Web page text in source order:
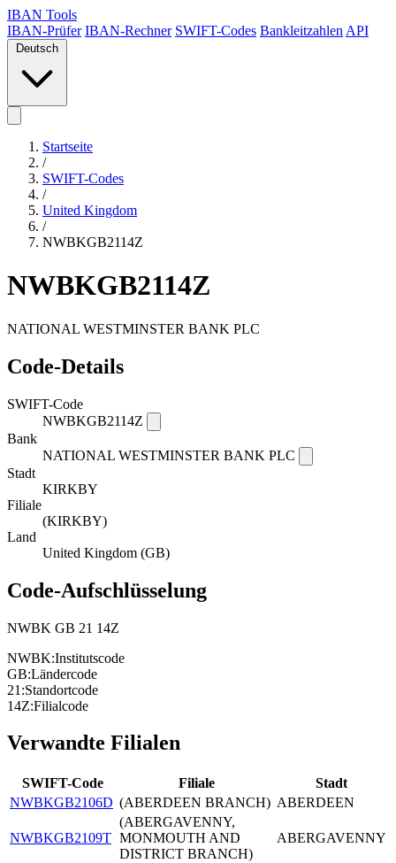
IBAN Tools
IBAN-Prüfer IBAN-Rechner SWIFT-Codes Bankleitzahlen API
Deutsch
Startseite
/
SWIFT-Codes
/
United Kingdom
/
NWBKGB2114Z
NWBKGB2114Z
NATIONAL WESTMINSTER BANK PLC
Code-Details
SWIFT-Code
NWBKGB2114Z
Bank
NATIONAL WESTMINSTER BANK PLC
Stadt
KIRKBY
Filiale
(KIRKBY)
Land
United Kingdom (GB)
Code-Aufschlüsselung
NWBK GB 21 14Z
NWBK:Institutscode
GB:Ländercode
21:Standortcode
14Z:Filialcode
Verwandte Filialen
SWIFT-Code Filiale
Stadt
NWBKGB2106D (ABERDEEN BRANCH) ABERDEEN
NWBKGB2109T
(ABERGAVENNY,
MONMOUTH AND
DISTRICT BRANCH)
ABERGAVENNY